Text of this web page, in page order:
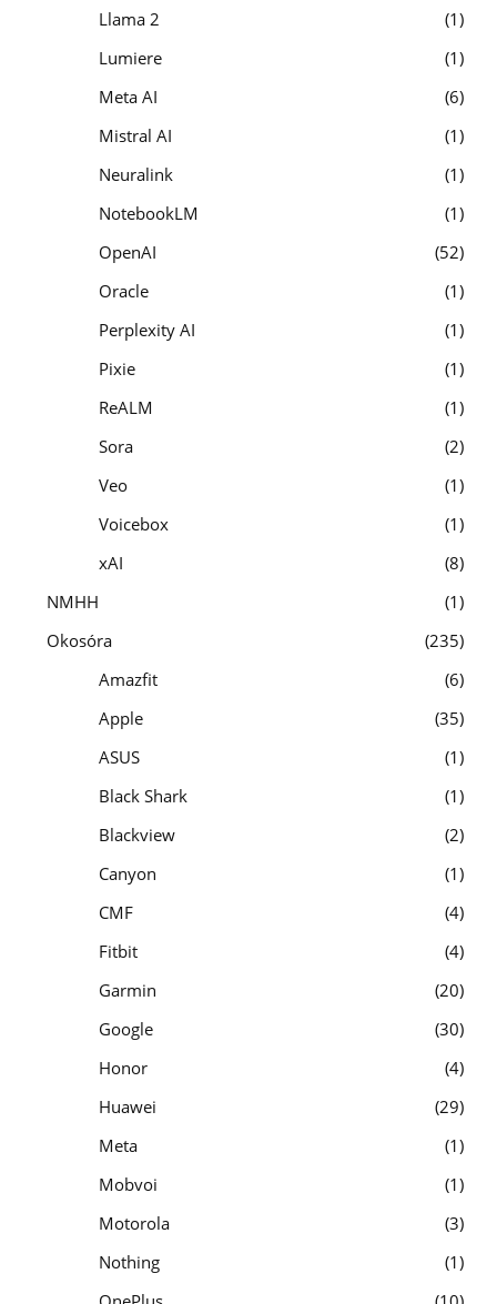
Llama 2
1
Lumiere
1
Meta AI
6
Mistral AI
1
Neuralink
1
NotebookLM
1
OpenAI
52
Oracle
1
Perplexity AI
1
Pixie
1
ReALM
1
Sora
2
Veo
1
Voicebox
1
xAI
8
NMHH
1
Okosóra
235
Amazfit
6
Apple
35
ASUS
1
Black Shark
1
Blackview
2
Canyon
1
CMF
4
Fitbit
4
Garmin
20
Google
30
Honor
4
Huawei
29
Meta
1
Mobvoi
1
Motorola
3
Nothing
1